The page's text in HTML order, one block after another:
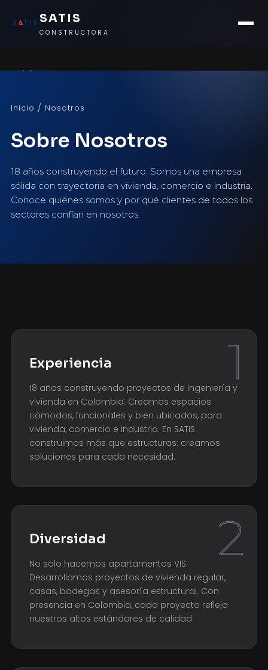
SATIS
CONSTRUCTORA
Inicio
Nosotros
Proyectos
Contacto
Privacidad
Inicio / Nosotros
Sobre Nosotros
18 años construyendo el futuro. Somos una empresa
sólida con trayectoria en vivienda, comercio e industria.
Conoce quiénes somos y por qué clientes de todos los
sectores confían en nosotros.
1
Experiencia
18 años construyendo proyectos de ingeniería y
vivienda en Colombia. Creamos espacios
cómodos, funcionales y bien ubicados, para
vivienda, comercio e industria. En SATIS
construimos más que estructuras: creamos
soluciones para cada necesidad.
2
Diversidad
No solo hacemos apartamentos VIS.
Desarrollamos proyectos de vivienda regular,
casas, bodegas y asesoría estructural. Con
presencia en Colombia, cada proyecto refleja
nuestros altos estándares de calidad.